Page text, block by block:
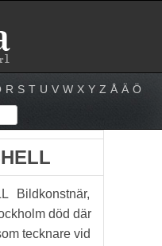
R S T U V W X Y Z Å Ä Ö
Bildkonstnär,
död där
tecknare vid